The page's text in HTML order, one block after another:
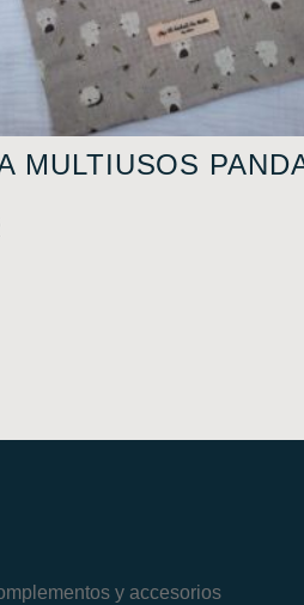
MULTIUSOS
y accesorios